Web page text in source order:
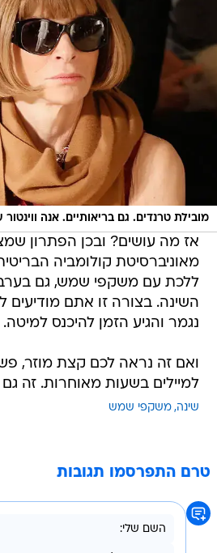
מובילת טרנדים. גם בריאותיים. אנה ווינטור
אז מה עושים? ובכן הפתרון
מאוניברסיטת קולומביה
ללכת עם משקפי שמש, גם
השינה. בצורה זו אתם מודיעים
נגמר והגיע הזמן להיכנס למיטה.
ואם זה נראה לכם קצת מוזר,
למיילים בשעות מאוחרות. זה גם
שינה משקפי שמש
טרם התפרסמו תגובות